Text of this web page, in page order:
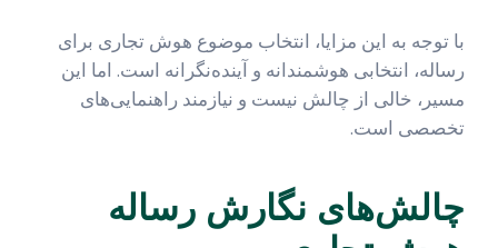
با توجه به این مزایا، انتخاب موضوع هوش تجاری برای
رساله، انتخابی هوشمندانه و آینده‌نگرانه است. اما این
مسیر، خالی از چالش نیست و نیازمند راهنمایی‌های
تخصصی است.
چالش‌های نگارش رساله